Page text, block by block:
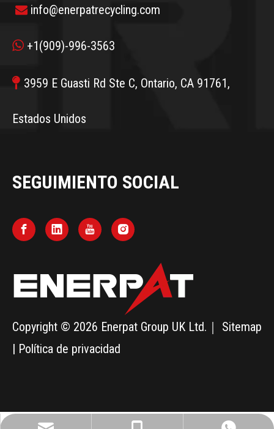
 info@enerpatrecycling.com
 +1(909)-996-3563
 3959 E Guasti Rd Ste C, Ontario, CA 91761,
Estados Unidos
SEGUIMIENTO SOCIAL
Copyright © 2026 Enerpat Group UK Ltd.｜ Sitemap
| Política de privacidad